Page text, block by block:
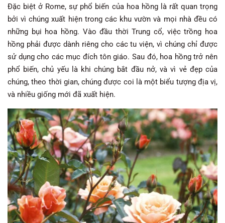
Đặc biệt ở Rome, sự phổ biến của hoa hồng là rất quan trọng
bởi vì chúng xuất hiện trong các khu vườn và mọi nhà đều có
những bụi hoa hồng. Vào đầu thời Trung cổ, việc trồng hoa
hồng phải được dành riêng cho các tu viện, vì chúng chỉ được
sử dụng cho các mục đích tôn giáo. Sau đó, hoa hồng trở nên
phổ biến, chủ yếu là khi chúng bắt đầu nở, và vì vẻ đẹp của
chúng, theo thời gian, chúng được coi là một biểu tượng địa vị,
và nhiều giống mới đã xuất hiện.